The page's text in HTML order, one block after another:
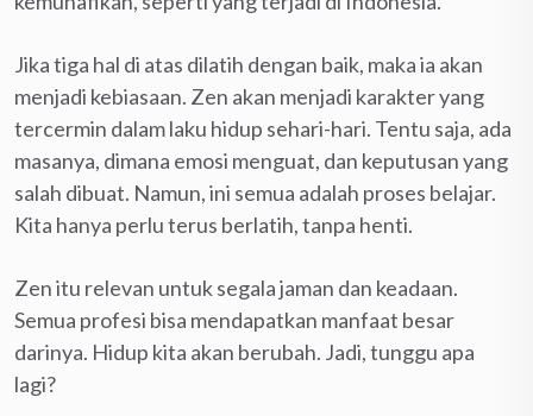
Jika tiga hal di atas dilatih dengan baik, maka ia akan
menjadi kebiasaan. Zen akan menjadi karakter yang
tercermin dalam laku hidup sehari-hari. Tentu saja, ada
masanya, dimana emosi menguat, dan keputusan yang
salah dibuat. Namun, ini semua adalah proses belajar.
Kita hanya perlu terus berlatih, tanpa henti.
Zen itu relevan untuk segala jaman dan keadaan.
Semua profesi bisa mendapatkan manfaat besar
darinya. Hidup kita akan berubah. Jadi, tunggu apa
lagi?